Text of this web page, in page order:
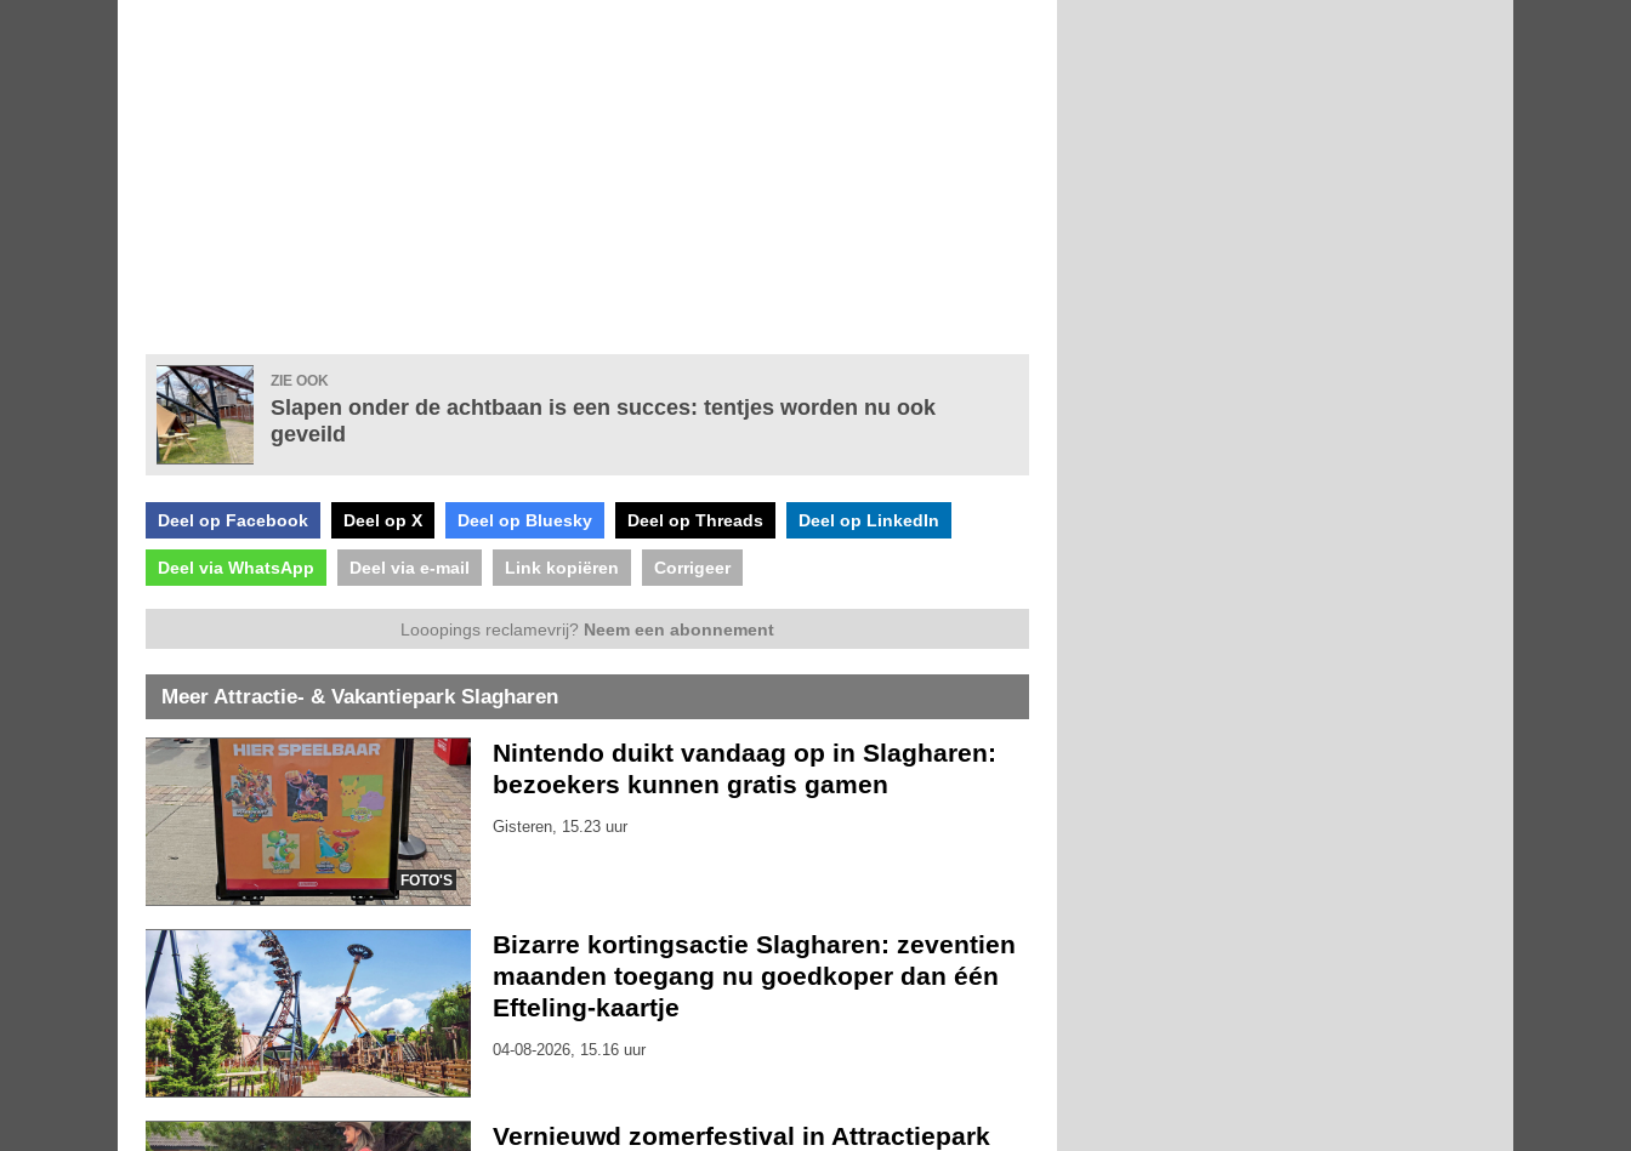
ZIE OOK
Slapen onder de achtbaan is een succes: tentjes worden nu ook
geveild
Deel op Facebook Deel op X Deel op Bluesky Deel op Threads Deel op LinkedIn
Deel via WhatsApp Deel via e-mail Link kopiëren Corrigeer
Looopings reclamevrij? Neem een abonnement
Meer Attractie- & Vakantiepark Slagharen
FOTO'S
Nintendo duikt vandaag op in Slagharen:
bezoekers kunnen gratis gamen
Gisteren, 15.23 uur
Bizarre kortingsactie Slagharen: zeventien
maanden toegang nu goedkoper dan één
Efteling-kaartje
04-08-2026, 15.16 uur
Vernieuwd zomerfestival in Attractiepark